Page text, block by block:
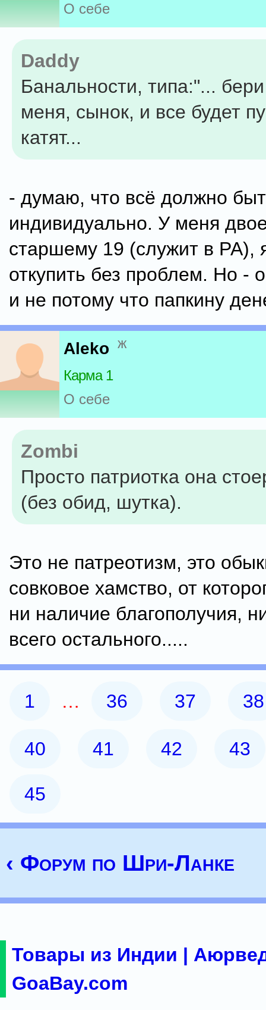
О себе
Daddy
Банальности, типа:"...
меня, сынок, и все будет
катят...
- думаю, что всё должно
индивидуально. У меня
старшему 19 (служит в РА),
откупить без проблем. Но -
и не потому что папкину
Aleko ж
Карма 1
О себе
Zombi
Просто патриотка она
(без обид, шутка).
Это не патреотизм, это
совковое хамство, от
ни наличие благополучия,
всего остального.....
1 … 36 37 38
40 41 42 43
45
‹ Форум по Шри-Ланке
Товары из Индии |
GoaBay.com